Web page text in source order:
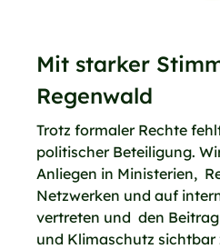
Mit starker
Regenwald
Trotz formaler Rechte
politischer Beteiligung.
Anliegen in Ministerien,
Netzwerken und auf
vertreten und den
und Klimaschutz sichtbar